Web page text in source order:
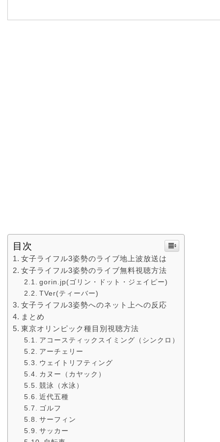
目次
女子ライフル3姿勢のライブ地上波放送は
女子ライフル3姿勢のライブ無料視聴方法
gorin.jp(ゴリン・ドット・ジェイピー)
TVer(ティーバー)
女子ライフル3姿勢へのネット上への反応
まとめ
東京オリンピック種目別視聴方法
アコースティックスイミング（シンクロ）
アーチェリー
ウェイトリフティング
カヌー（カヤック）
競泳（水泳）
近代五種
ゴルフ
サーフィン
サッカー